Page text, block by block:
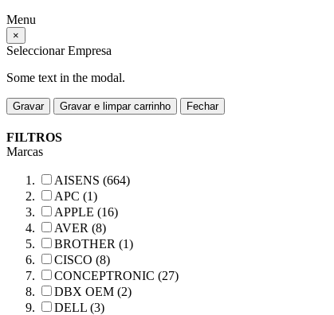
Menu
×
Seleccionar Empresa
Some text in the modal.
Gravar Gravar e limpar carrinho Fechar
FILTROS
Marcas
AISENS (664)
APC (1)
APPLE (16)
AVER (8)
BROTHER (1)
CISCO (8)
CONCEPTRONIC (27)
DBX OEM (2)
DELL (3)